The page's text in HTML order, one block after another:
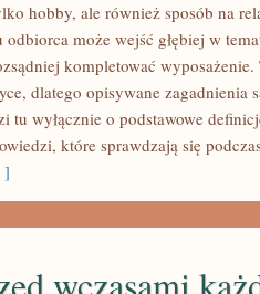
hobby, ale również sposób na
odbiorca może wejść głębiej w
kompletować
dlatego opisywane zagadnienia
tu wyłącznie o podstawowe
które sprawdzają się
]